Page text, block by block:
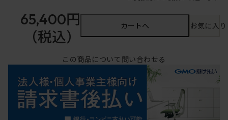
65,400円
（税込）
カートへ お気に入
この商品について問い合わせる